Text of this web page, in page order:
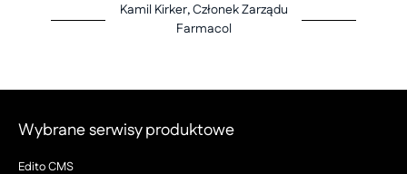
Kamil Kirker, Członek Zarządu
Farmacol
Wybrane serwisy produktowe
Edito CMS